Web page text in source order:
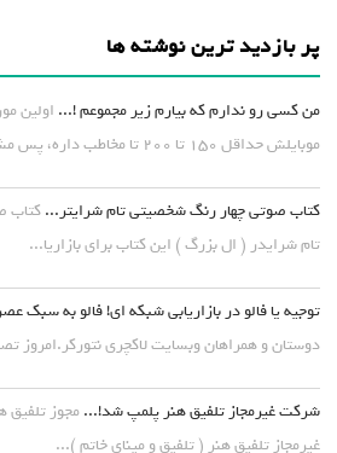
پر بازدید ترین نوشته ها
من کسی رو ندارم که بیارم زیر مجموعم !... اولین
موبایلش حداقل ۱۵۰ تا ۲۰۰ تا مخاطب داره، پس مشکل اصلی...
کتاب صوتی چهار رنگ شخصیتی تام شرایتر... کتاب
تام شرایدر ( ال بزرگ ) این کتاب برای بازاریا...
توجیه یا فالو در بازاریابی شبکه ای! فالو به سبک
دوستان و همراهان وبسایت لاکچری نتورکر.امروز
شرکت غیرمجاز تلفیق هنر پلمپ شد!... مجوز تلفیق
غیرمجاز تلفیق هنر ( تلفیق و مینای خاتم )...